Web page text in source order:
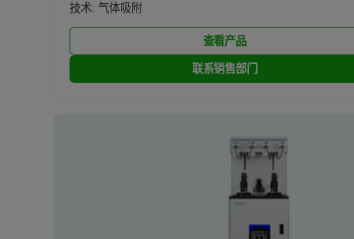
技术:气体吸附
查看产品
联系销售部门